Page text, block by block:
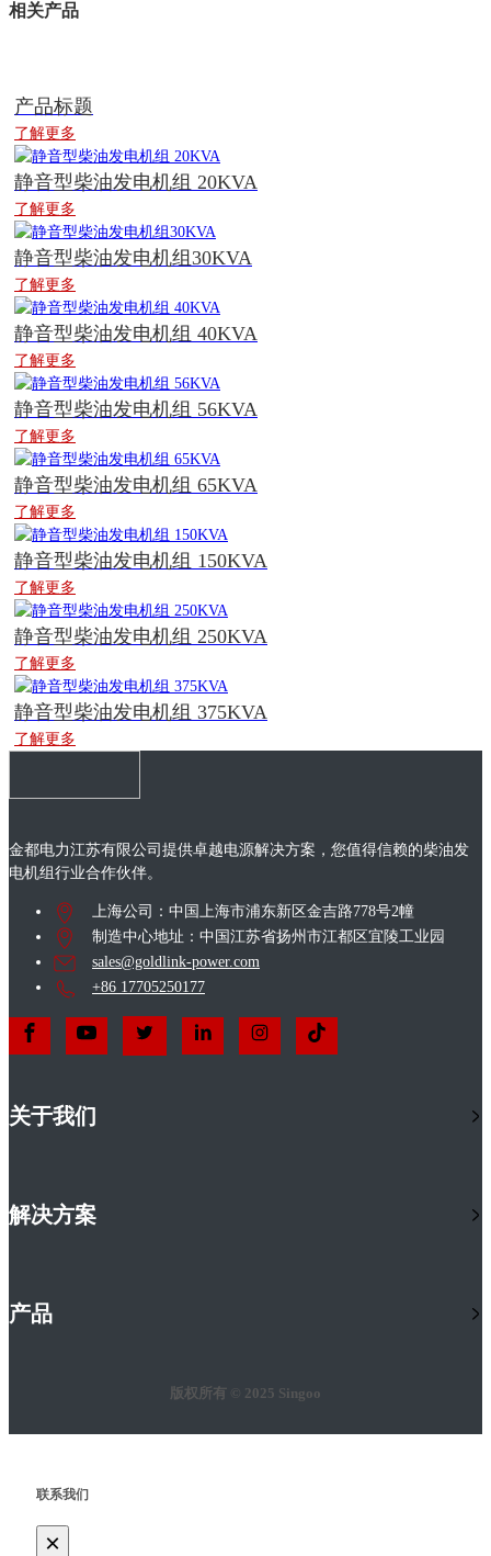
相关产品
产品标题
了解更多
静音型柴油发电机组 20KVA
了解更多
静音型柴油发电机组30KVA
了解更多
静音型柴油发电机组 40KVA
了解更多
静音型柴油发电机组 56KVA
了解更多
静音型柴油发电机组 65KVA
了解更多
静音型柴油发电机组 150KVA
了解更多
静音型柴油发电机组 250KVA
了解更多
静音型柴油发电机组 375KVA
了解更多
金都电力江苏有限公司提供卓越电源解决方案，您值得信赖的柴油发
电机组行业合作伙伴。
上海公司：中国上海市浦东新区金吉路778号2幢
制造中心地址：中国江苏省扬州市江都区宜陵工业园
sales@goldlink-power.com
+86 17705250177
关于我们
解决方案
产品
版权所有 © 2025 Singoo
联系我们
×